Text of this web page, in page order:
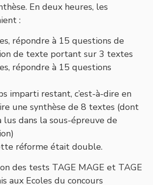
En deux heures, les
:
répondre à 15 questions de
de texte portant sur 3 textes
répondre à 15 questions
imparti restant, c’est-à-dire en
une synthèse de 8 textes (dont
lus dans la sous-épreuve de
réforme était double.
des tests TAGE MAGE et TAGE
aux Ecoles du concours